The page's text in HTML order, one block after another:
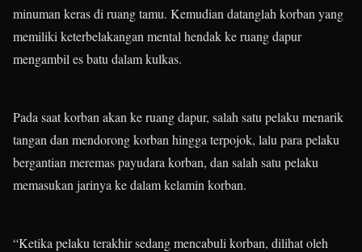
minuman keras di ruang tamu. Kemudian datanglah korban yang
memiliki keterbelakangan mental hendak ke ruang dapur
mengambil es batu dalam kulkas.
Pada saat korban akan ke ruang dapur, salah satu pelaku menarik
tangan dan mendorong korban hingga terpojok, lalu para pelaku
bergantian meremas payudara korban, dan salah satu pelaku
memasukan jarinya ke dalam kelamin korban.
“Ketika pelaku terakhir sedang mencabuli korban, dilihat oleh